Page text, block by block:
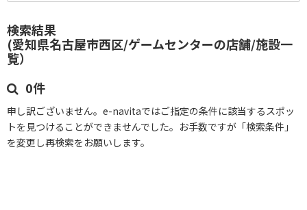
検索結果
(愛知県名古屋市西区/ゲームセンターの店舗/施設一
覧）
0件
申し訳ございません。e-navitaではご指定の条件に該当するスポッ
トを見つけることができませんでした。お手数ですが「検索条件」
を変更し再検索をお願いします。